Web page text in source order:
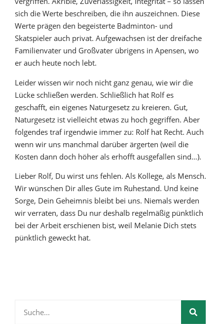
sich die Werte beschreiben, die ihn auszeichnen. Diese
Werte prägen den begeisterte Badminton- und
Skatspieler auch privat. Aufgewachsen ist der dreifache
Familienvater und Großvater übrigens in Apensen, wo
er auch heute noch lebt.
Leider wissen wir noch nicht ganz genau, wie wir die
Lücke schließen werden. Schließlich hat Rolf es
geschafft, ein eigenes Naturgesetz zu kreieren. Gut,
Naturgesetz ist vielleicht etwas zu hoch gegriffen. Aber
folgendes traf irgendwie immer zu: Rolf hat Recht. Auch
wenn wir uns manchmal darüber ärgerten (weil die
Kosten dann doch höher als erhofft ausgefallen sind…).
Lieber Rolf, Du wirst uns fehlen. Als Kollege, als Mensch.
Wir wünschen Dir alles Gute im Ruhestand. Und keine
Sorge, Dein Geheimnis bleibt bei uns. Niemals werden
wir verraten, dass Du nur deshalb regelmäßig pünktlich
bei der Arbeit erschienen bist, weil Melanie Dich stets
pünktlich geweckt hat.